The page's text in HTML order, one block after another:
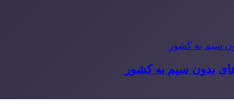
بدون سیم به کشور